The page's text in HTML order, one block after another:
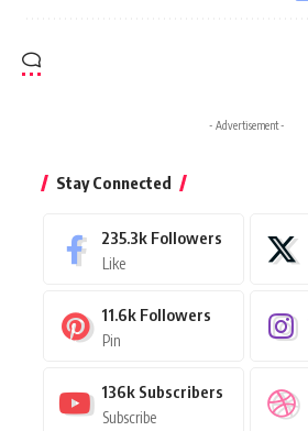
- Advertisement -
Stay Connected
235.3k Followers
Like
11.6k Followers
Pin
136k Subscribers
Subscribe